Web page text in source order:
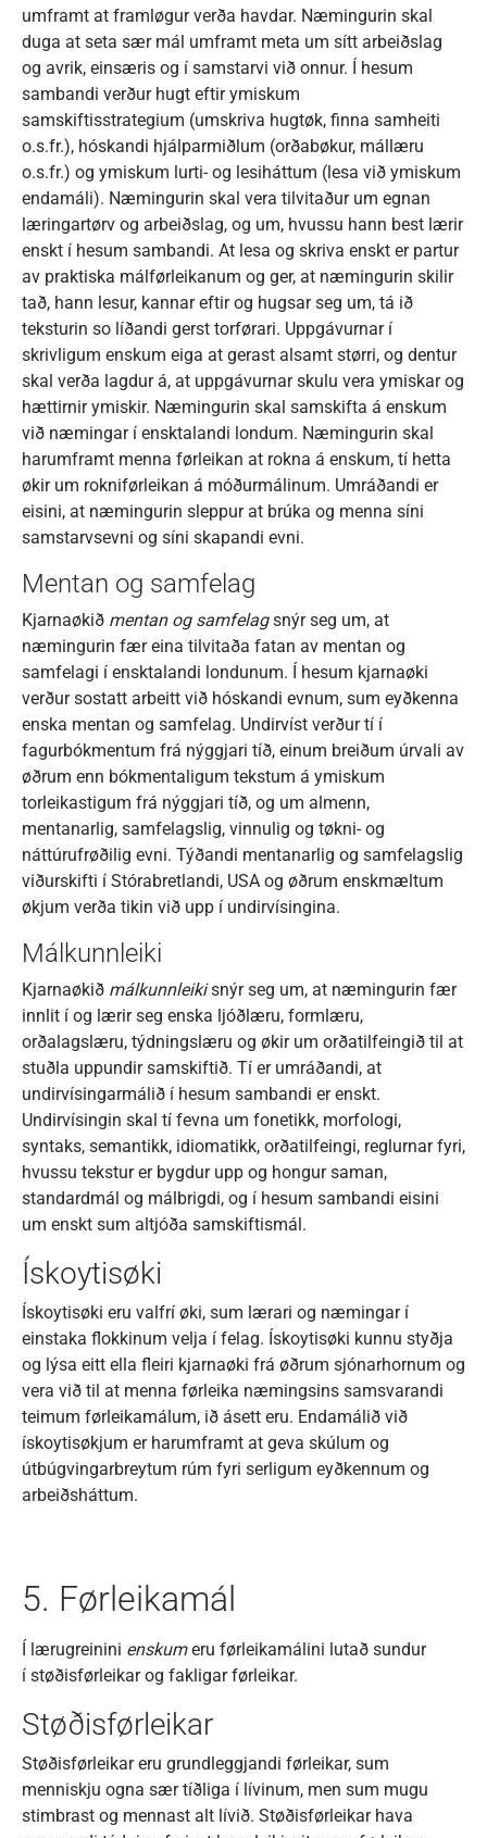
umframt at framløgur verða havdar. Næmingurin skal
duga at seta sær mál umframt meta um sítt arbeiðslag
og avrik, einsæris og í samstarvi við onnur. Í hesum
sambandi verður hugt eftir ymiskum
samskiftisstrategium (umskriva hugtøk, finna samheiti
o.s.fr.), hóskandi hjálparmiðlum (orðabøkur, mállæru
o.s.fr.) og ymiskum lurti- og lesiháttum (lesa við ymiskum
endamáli). Næmingurin skal vera tilvitaður um egnan
læringartørv og arbeiðslag, og um, hvussu hann best lærir
enskt í hesum sambandi. At lesa og skriva enskt er partur
av praktiska málførleikanum og ger, at næmingurin skilir
tað, hann lesur, kannar eftir og hugsar seg um, tá ið
teksturin so líðandi gerst torførari. Uppgávurnar í
skrivligum enskum eiga at gerast alsamt størri, og dentur
skal verða lagdur á, at uppgávurnar skulu vera ymiskar og
hættirnir ymiskir. Næmingurin skal samskifta á enskum
við næmingar í ensktalandi londum. Næmingurin skal
harumframt menna førleikan at rokna á enskum, tí hetta
økir um rokniførleikan á móðurmálinum. Umráðandi er
eisini, at næmingurin sleppur at brúka og menna síni
samstarvsevni og síni skapandi evni.
Mentan og samfelag
Kjarnaøkið mentan og samfelagsnýr seg um, at
næmingurin fær eina tilvitaða fatan av mentan og
samfelagi í ensktalandi londunum. Í hesum kjarnaøki
verður sostatt arbeitt við hóskandi evnum, sum eyðkenna
enska mentan og samfelag. Undirvíst verður tí í
fagurbókmentum frá nýggjari tíð, einum breiðum úrvali av
øðrum enn bókmentaligum tekstum á ymiskum
torleikastigum frá nýggjari tíð, og um almenn,
mentanarlig, samfelagslig, vinnulig og tøkni- og
náttúrufrøðilig evni. Týðandi mentanarlig og samfelagslig
viðurskifti í Stórabretlandi, USA og øðrum enskmæltum
økjum verða tikin við upp í undirvísingina.
Málkunnleiki
Kjarnaøkið málkunnleikisnýr seg um, at næmingurin fær
innlit í og lærir seg enska ljóðlæru, formlæru,
orðalagslæru, týdningslæru og økir um orðatilfeingið til at
stuðla uppundir samskiftið. Tí er umráðandi, at
undirvísingarmálið í hesum sambandi er enskt.
Undirvísingin skal tí fevna um fonetikk, morfologi,
syntaks, semantikk, idiomatikk, orðatilfeingi, reglurnar fyri,
hvussu tekstur er bygdur upp og hongur saman,
standardmál og málbrigdi, og í hesum sambandi eisini
um enskt sum altjóða samskiftismál.
Ískoytisøki
Ískoytisøki eru valfrí øki, sum lærari og næmingar í
einstaka flokkinum velja í felag. Ískoytisøki kunnu styðja
og lýsa eitt ella fleiri kjarnaøki frá øðrum sjónarhornum og
vera við til at menna førleika næmingsins samsvarandi
teimum førleikamálum, ið ásett eru. Endamálið við
ískoytisøkjum er harumframt at geva skúlum og
útbúgvingarbreytum rúm fyri serligum eyðkennum og
arbeiðsháttum.
5. Førleikamál
Í lærugreinini enskumeru førleikamálini lutað sundur
í støðisførleikar og fakligar førleikar.
Støðisførleikar
Støðisførleikar eru grundleggjandi førleikar, sum
menniskju ogna sær tíðliga í lívinum, men sum mugu
stimbrast og mennast alt lívið. Støðisførleikar hava